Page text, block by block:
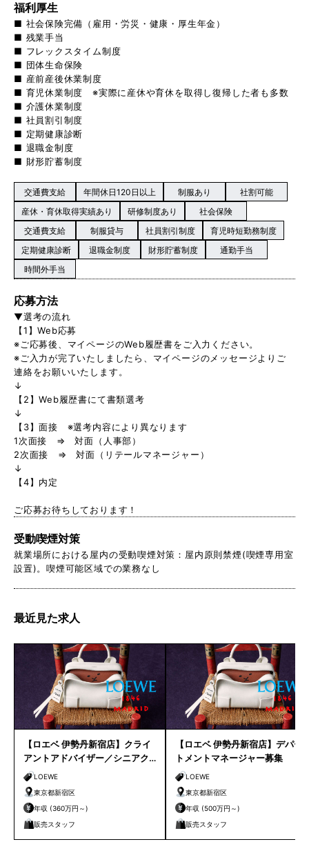
福利厚生
■ 社会保険完備（雇用・労災・健康・厚生年金）
■ 残業手当
■ フレックスタイム制度
■ 団体生命保険
■ 産前産後休業制度
■ 育児休業制度 ※実際に産休や育休を取得し復帰した者も多数
■ 介護休業制度
■ 社員割引制度
■ 定期健康診断
■ 退職金制度
■ 財形貯蓄制度
交通費支給 年間休日120日以上 制服あり
社割可能
産休・育休取得実績あり
研修制度あり
社会保険
交通費支給
制服貸与 社員割引制度
育児時短勤務制度
定期健康診断
退職金制度 財形貯蓄制度
通勤手当
時間外手当
応募方法
▼選考の流れ
【1】Web応募
※ご応募後、マイページのWeb履歴書をご入力ください。
※ご入力が完了いたしましたら、マイページのメッセージよりご
連絡をお願いいたします。
↓
【2】Web履歴書にて書類選考
↓
【3】面接 ※選考内容により異なります
1次面接 ⇒ 対面（人事部）
2次面接 ⇒ 対面（リテールマネージャー）
↓
【4】内定
ご応募お待ちしております！
受動喫煙対策
就業場所における屋内の受動喫煙対策：屋内原則禁煙(喫煙専用室
設置)。喫煙可能区域での業務なし
最近見た求人
【ロエベ 伊勢丹新宿店】クライ
アントアドバイザー／シニアク
ライアントアドバイザー募集
LOEWE
東京都新宿区
年収 (360万円～)
販売スタッフ
【ロエベ 伊勢丹新宿店】デパー
トメントマネージャー募集
LOEWE
東京都新宿区
年収 (500万円～)
販売スタッフ